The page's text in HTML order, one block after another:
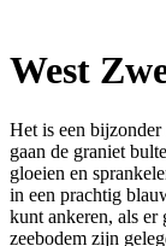
West
Het is een
gaan de graniet
gloeien en
in een prachtig
kunt ankeren, als er
zeebodem zijn